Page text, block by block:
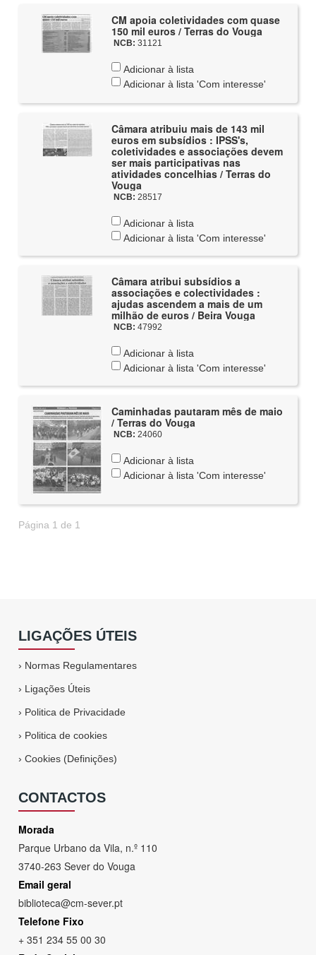
CM apoia coletividades com quase
150 mil euros / Terras do Vouga
NCB: 31121
Adicionar à lista
Adicionar à lista 'Com interesse'
Câmara atribuiu mais de 143 mil
euros em subsídios : IPSS's,
coletividades e associações devem
ser mais participativas nas
atividades concelhias / Terras do
Vouga
NCB: 28517
Adicionar à lista
Adicionar à lista 'Com interesse'
Câmara atribui subsídios a
associações e colectividades :
ajudas ascendem a mais de um
milhão de euros / Beira Vouga
NCB: 47992
Adicionar à lista
Adicionar à lista 'Com interesse'
Caminhadas pautaram mês de maio
/ Terras do Vouga
NCB: 24060
Adicionar à lista
Adicionar à lista 'Com interesse'
Página 1 de 1
LIGAÇÕES ÚTEIS
› Normas Regulamentares
› Ligações Úteis
› Politica de Privacidade
› Politica de cookies
›Cookies (Definições)
CONTACTOS
Morada
Parque Urbano da Vila, n.º 110
3740-263 Sever do Vouga
Email geral
biblioteca@cm-sever.pt
Telefone Fixo
+ 351 234 55 00 30